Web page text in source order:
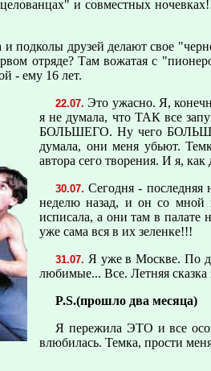
и совместных
и подколы друзей делают свое
отряде? Там вожатая с
- ему 16 лет.
22.07.Это ужасно. Я,
я не думала, что ТАК все
БОЛЬШЕГО. Ну чего
думала, они меня убьют.
автора сего творения. И я,
30.07. Сегодня - последняя
неделю назад, и он со мной
исписала, а они там в палате
уже сама вся в их зеленке!!!
31.07. Я уже в Москве. По
любимые... Все. Летняя сказка
P.S.(прошло два месяца)
Я пережила ЭТО и все
влюбилась. Темка, прости